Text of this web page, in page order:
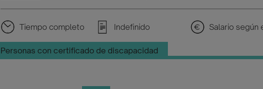
Tiempo completo Indefinido
Personas con certificado de discapacidad